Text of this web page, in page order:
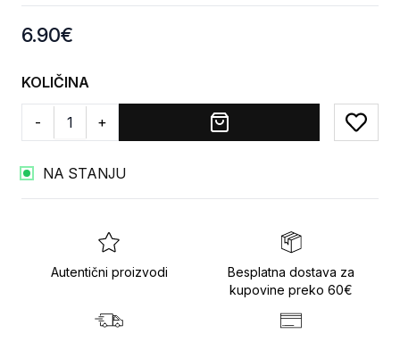
Product information
6.90€
KOLIČINA
- +
Add
NA STANJU
Autentični proizvodi
Besplatna dostava za
kupovine preko 60€